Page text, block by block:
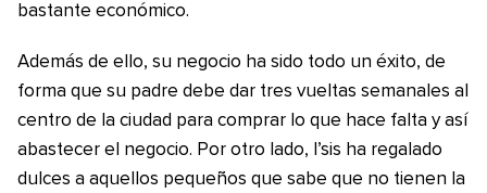
bastante económico.
Además de ello, su negocio ha sido todo un éxito, de
forma que su padre debe dar tres vueltas semanales al
centro de la ciudad para comprar lo que hace falta y así
abastecer el negocio. Por otro lado, I’sis ha regalado
dulces a aquellos pequeños que sabe que no tienen la